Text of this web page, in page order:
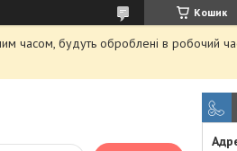
Кошик
часом, будуть оброблені в робочий